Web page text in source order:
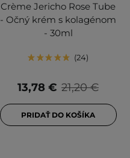
Crème Jericho Rose Tube
- Očný krém s kolagénom
- 30ml
24
21,20 €
13,78 €
PRIDAŤ DO KOŠÍKA